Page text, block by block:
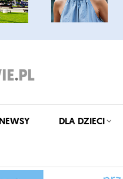
NEWSY DLA DZIECI